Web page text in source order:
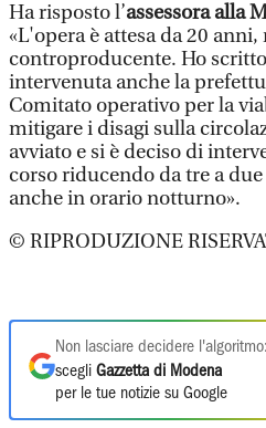
Ha risposto l’assessora alla
«L'opera è attesa da 20
controproducente. Ho scritto
intervenuta anche la
Comitato operativo per la
mitigare i disagi sulla
avviato e si è deciso di
corso riducendo da tre a
anche in orario notturno».
© RIPRODUZIONE
Non lasciare decidere l'algoritmo:
scegli Gazzetta di Modena
per le tue notizie su Google